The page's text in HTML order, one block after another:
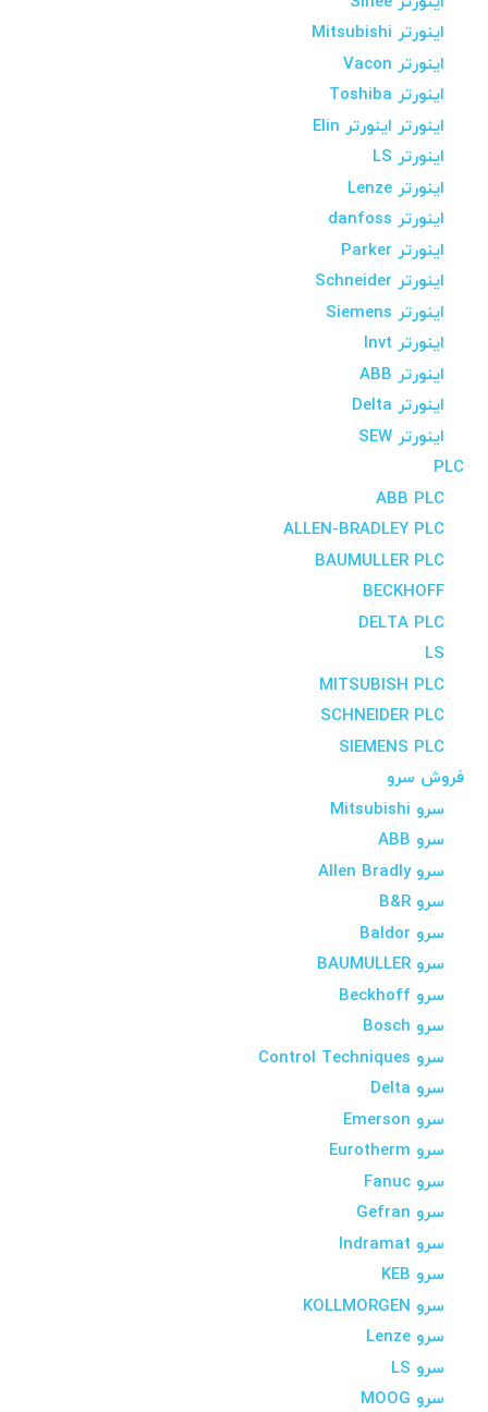
اینورتر Mitsubishi
اینورتر Vacon
اینورتر Toshiba
اینورتر اینورتر Elin
اینورتر LS
اینورتر Lenze
اینورتر danfoss
اینورتر Parker
اینورتر Schneider
اینورتر Siemens
اینورتر Invt
اینورتر ABB
اینورتر Delta
اینورتر SEW
PLC
ABB PLC
ALLEN-BRADLEY PLC
BAUMULLER PLC
BECKHOFF
DELTA PLC
LS
MITSUBISH PLC
SCHNEIDER PLC
SIEMENS PLC
فروش سرو
سرو Mitsubishi
سرو ABB
سرو Allen Bradly
سرو B&R
سرو Baldor
سرو BAUMULLER
سرو Beckhoff
سرو Bosch
سرو Control Techniques
سرو Delta
سرو Emerson
سرو Eurotherm
سرو Fanuc
سرو Gefran
سرو Indramat
سرو KEB
سرو KOLLMORGEN
سرو Lenze
سرو LS
سرو MOOG